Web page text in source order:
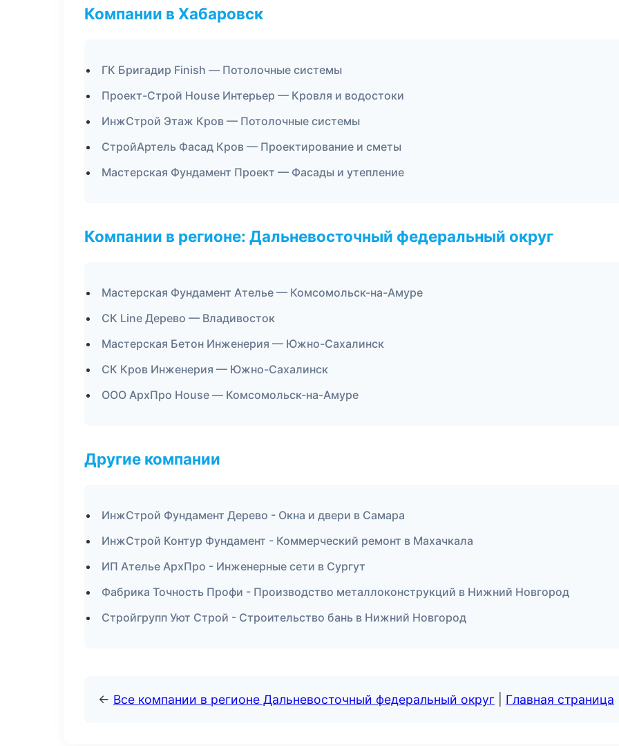
Компании в Хабаровск
ГК Бригадир Finish — Потолочные системы
Проект-Строй House Интерьер — Кровля и водостоки
ИнжСтрой Этаж Кров — Потолочные системы
СтройАртель Фасад Кров — Проектирование и сметы
Мастерская Фундамент Проект — Фасады и утепление
Компании в регионе: Дальневосточный федеральный округ
Мастерская Фундамент Ателье — Комсомольск-на-Амуре
СК Line Дерево — Владивосток
Мастерская Бетон Инженерия — Южно-Сахалинск
СК Кров Инженерия — Южно-Сахалинск
ООО АрхПро House — Комсомольск-на-Амуре
Другие компании
ИнжСтрой Фундамент Дерево - Окна и двери в Самара
ИнжСтрой Контур Фундамент - Коммерческий ремонт в Махачкала
ИП Ателье АрхПро - Инженерные сети в Сургут
Фабрика Точность Профи - Производство металлоконструкций в Нижний Новгород
Стройгрупп Уют Строй - Строительство бань в Нижний Новгород
← Все компании в регионе Дальневосточный федеральный округ Главная страница